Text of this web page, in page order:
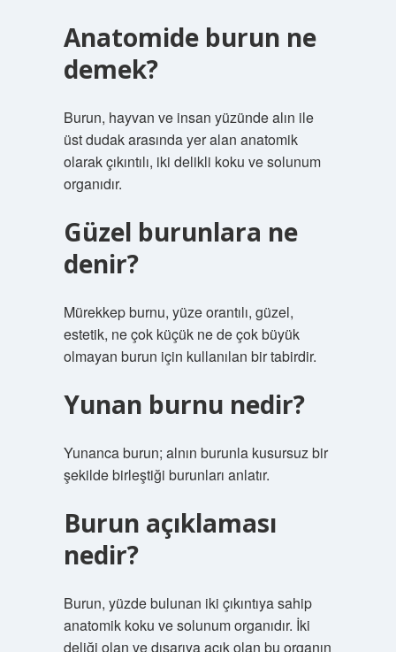
Anatomide burun ne
demek?
Burun, hayvan ve insan yüzünde alın ile
üst dudak arasında yer alan anatomik
olarak çıkıntılı, iki delikli koku ve solunum
organıdır.
Güzel burunlara ne
denir?
Mürekkep burnu, yüze orantılı, güzel,
estetik, ne çok küçük ne de çok büyük
olmayan burun için kullanılan bir tabirdir.
Yunan burnu nedir?
Yunanca burun; alnın burunla kusursuz bir
şekilde birleştiği burunları anlatır.
Burun açıklaması
nedir?
Burun, yüzde bulunan iki çıkıntıya sahip
anatomik koku ve solunum organıdır. İki
deliği olan ve dışarıya açık olan bu organın